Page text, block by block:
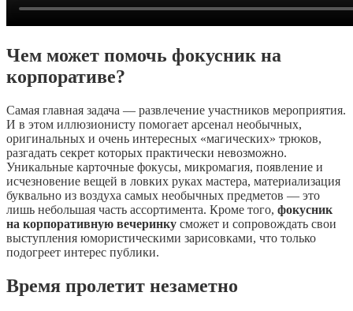
Чем может помочь фокусник на
корпоративе?
Самая главная задача — развлечение участников мероприятия.
И в этом иллюзионисту помогает арсенал необычных,
оригинальных и очень интересных «магических» трюков,
разгадать секрет которых практически невозможно.
Уникальные карточные фокусы, микромагия, появление и
исчезновение вещей в ловких руках мастера, материализация
буквально из воздуха самых необычных предметов — это
лишь небольшая часть ассортимента. Кроме того, фокусник
на корпоративную вечеринку сможет и сопровождать свои
выступления юмористическими зарисовками, что только
подогреет интерес публики.
Время пролетит незаметно